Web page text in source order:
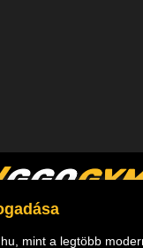
mint a legtöbb